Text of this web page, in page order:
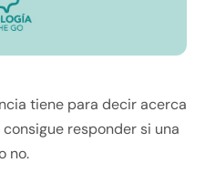
tiene para decir acerca
responder si una
no.